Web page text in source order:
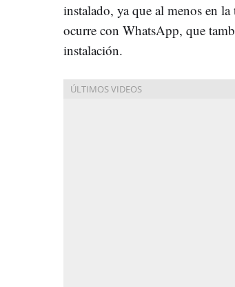
instalado, ya que al menos en
ocurre con WhatsApp, que
instalación.